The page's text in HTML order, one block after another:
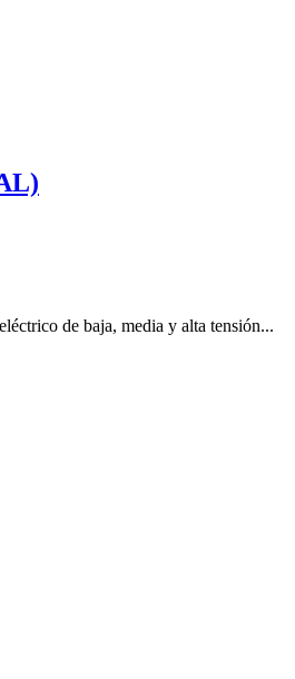
de baja, media y alta tensión...